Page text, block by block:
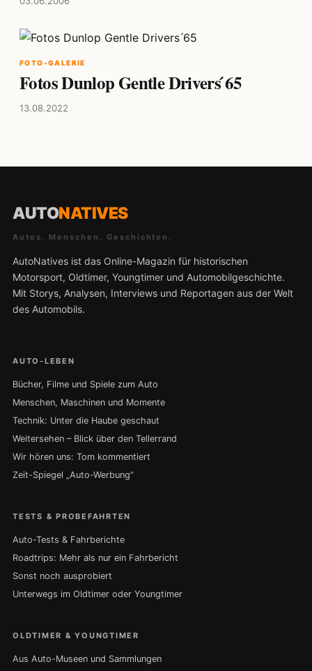
FOTO-GALERIE
Fotos Dunlop Gentle Drivers ́65
13.08.2022
AUTONATIVES
Autos. Menschen. Geschichten.
AutoNatives ist das Online-Magazin für historischen
Motorsport, Oldtimer, Youngtimer und Automobilgeschichte.
Mit Storys, Analysen, Interviews und Reportagen aus der Welt
des Automobils.
AUTO-LEBEN
Bücher, Filme und Spiele zum Auto
Menschen, Maschinen und Momente
Technik: Unter die Haube geschaut
Weitersehen – Blick über den Tellerrand
Wir hören uns: Tom kommentiert
Zeit-Spiegel „Auto-Werbung“
TESTS & PROBEFAHRTEN
Auto-Tests & Fahrberichte
Roadtrips: Mehr als nur ein Fahrbericht
Sonst noch ausprobiert
Unterwegs im Oldtimer oder Youngtimer
OLDTIMER & YOUNGTIMER
Aus Auto-Museen und Sammlungen